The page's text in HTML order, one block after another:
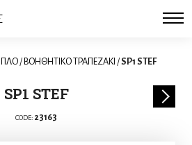
/ ΒΟΗΘΗΤΙΚΟ ΤΡΑΠΕΖΑΚΙ /SP1 STEF
SP1 STEF
CODE: 23163